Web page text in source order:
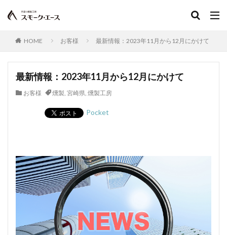
HOME お客様 最新情報：2023年11月から12月にかけて
最新情報：2023年11月から12月にかけて
お客様 燻製, 宮崎県, 燻製工房
Pocket